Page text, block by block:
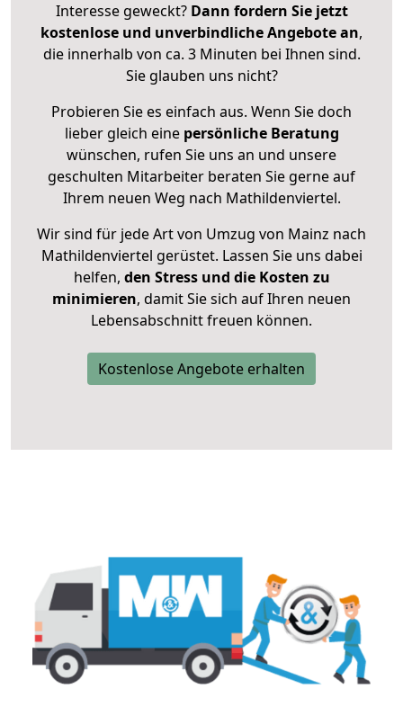
Interesse geweckt? Dann fordern Sie jetzt
kostenlose und unverbindliche Angebote an,
die innerhalb von ca. 3 Minuten bei Ihnen sind.
Sie glauben uns nicht?
Probieren Sie es einfach aus. Wenn Sie doch
lieber gleich eine persönliche Beratung
wünschen, rufen Sie uns an und unsere
geschulten Mitarbeiter beraten Sie gerne auf
Ihrem neuen Weg nach Mathildenviertel.
Wir sind für jede Art von Umzug von Mainz nach
Mathildenviertel gerüstet. Lassen Sie uns dabei
helfen, den Stress und die Kosten zu
minimieren, damit Sie sich auf Ihren neuen
Lebensabschnitt freuen können.
Kostenlose Angebote erhalten